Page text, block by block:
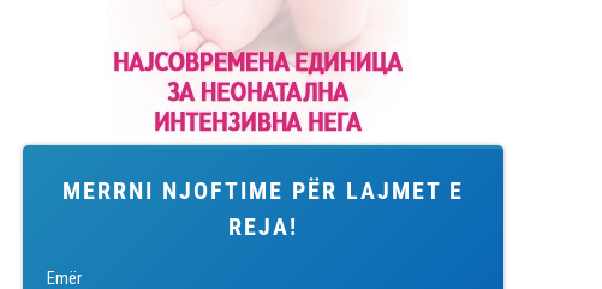
MERRNI NJOFTIME PËR LAJMET E
REJA!
Emër